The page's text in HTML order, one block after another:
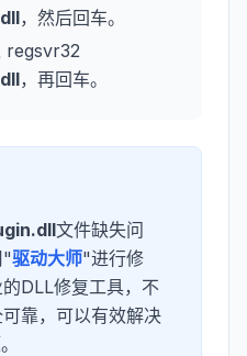
，然后回车。
regsvr32
，再回车。
文件缺失问
"驱动大师"进行修
DLL修复工具，不
靠，可以有效解决